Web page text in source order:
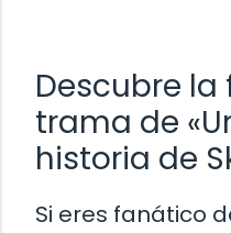
Descubre
trama de
historia de
Si eres fanático